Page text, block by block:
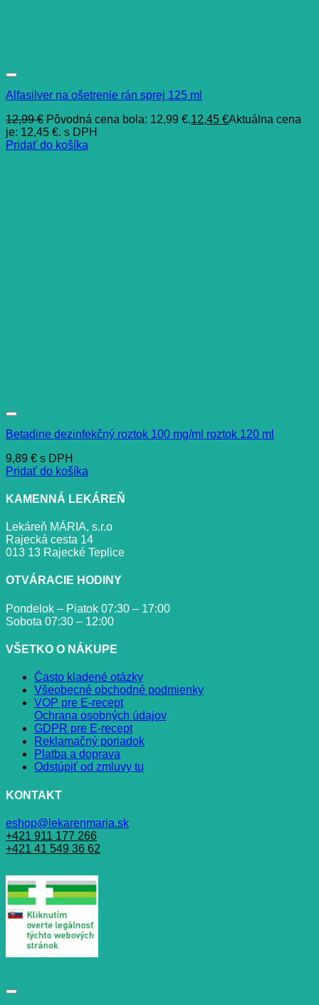
Alfasilver na ošetrenie rán sprej 125 ml
12,99€ Pôvodná cena bola: 12,99 €.12,45 €Aktuálna cena
je: 12,45 €. s DPH
Pridať do košíka
Betadine dezinfekčný roztok 100 mg/ml roztok 120 ml
9,89 € s DPH
Pridať do košíka
KAMENNÁ LEKÁREŇ
Lekáreň MÁRIA, s.r.o
Rajecká cesta 14
013 13 Rajecké Teplice
OTVÁRACIE HODINY
Pondelok – Piatok 07:30 – 17:00
Sobota 07:30 – 12:00
VŠETKO O NÁKUPE
Často kladené otázky
Všeobecné obchodné podmienky
VOP pre E-recept
Ochrana osobných údajov
GDPR pre E-recept
Reklamačný poriadok
Platba a doprava
Odstúpiť od zmluvy tu
KONTAKT
eshop@lekarenmaria.sk
+421 911 177 266
+421 41 549 36 62